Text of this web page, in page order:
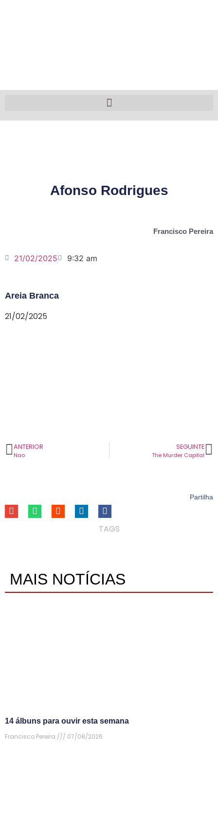
Afonso Rodrigues
Francisco Pereira
21/02/2025 9:32 am
Areia Branca
21/02/2025
ANTERIOR
Nao
SEGUINTE
The Murder Capital
Partilha
TAGS
MAIS NOTÍCIAS
14 álbuns para ouvir esta semana
Francisco Pereira
07/08/2026